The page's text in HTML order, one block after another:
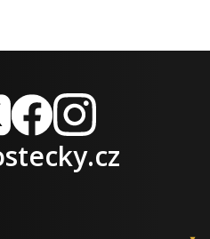
FacebookInstagram